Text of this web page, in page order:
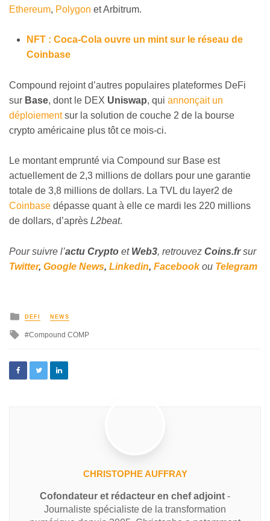
Ethereum, Polygon et Arbitrum.
NFT : Coca-Cola ouvre un mint sur le réseau de
Coinbase
Compound rejoint d’autres populaires plateformes DeFi
sur Base, dont le DEX Uniswap, qui annonçait un
déploiementsur la solution de couche 2 de la bourse
crypto américaine plus tôt ce mois-ci.
Le montant emprunté via Compound sur Base est
actuellement de 2,3 millions de dollars pour une garantie
totale de 3,8 millions de dollars. La TVL du layer2 de
Coinbase dépasse quant à elle ce mardi les 220 millions
de dollars, d’après L2beat.
Pour suivre l’actu Crypto et Web3, retrouvez Coins.frsur
Twitter, Google News, Linkedin, Facebookou Telegram
DEFI NEWS
Compound COMP
CHRISTOPHE AUFFRAY
Cofondateur et rédacteur en chef adjoint -
Journaliste spécialiste de la transformation